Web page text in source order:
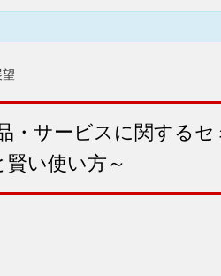
・サービスに関するセ
い使い方～